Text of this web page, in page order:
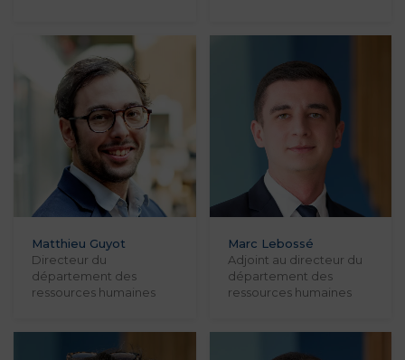
Matthieu Guyot
Directeur du
département des
ressources humaines
Marc Lebossé
Adjoint au directeur du
département des
ressources humaines